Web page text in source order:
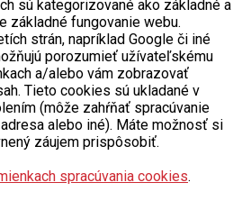
sú kategorizované ako základné a
základné fungovanie webu.
strán, napríklad Google či iné
porozumieť užívateľskému
a/alebo vám zobrazovať
Tieto cookies sú ukladané v
(môže zahŕňať spracúvanie
alebo iné). Máte možnosť si
záujem prispôsobiť.
spracúvania cookies.